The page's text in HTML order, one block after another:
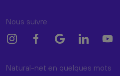
Nous suivre
Natural-net en quelques mots